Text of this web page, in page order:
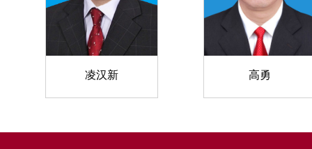
凌汉新 高勇